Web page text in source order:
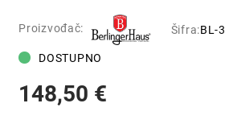
Proizvođač: Šifra:BL-
DOSTUPNO
148,50 €